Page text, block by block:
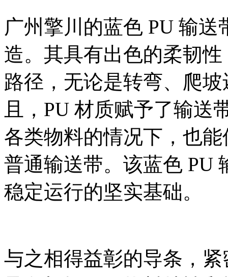
广州擎川的蓝色 PU 输
造。其具有出色的柔韧
路径，无论是转弯、爬
且，PU 材质赋予了输送
各类物料的情况下，也
普通输送带。该蓝色 PU
稳定运行的坚实基础。
与之相得益彰的导条，